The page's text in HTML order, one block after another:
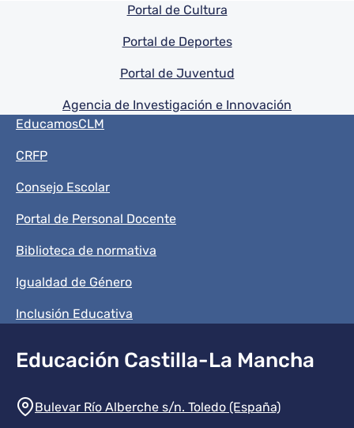
Pie de pagina información
Portal de Cultura
Portal de Deportes
Portal de Juventud
Agencia de Investigación e Innovación
Menú del pie
EducamosCLM
CRFP
Consejo Escolar
Portal de Personal Docente
Biblioteca de normativa
Igualdad de Género
Inclusión Educativa
Educación Castilla-La Mancha
Información de la institución
Bulevar Río Alberche s/n. Toledo (España)